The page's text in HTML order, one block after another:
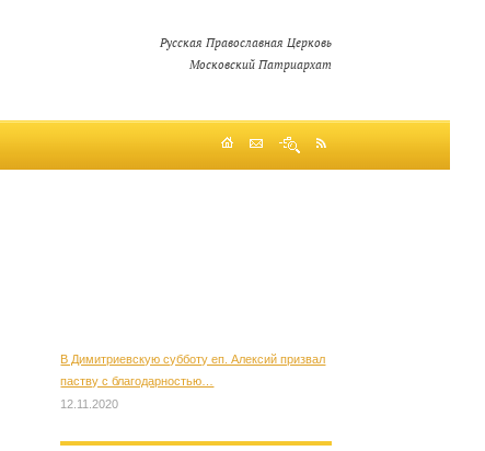
Русская Православная Церковь
Московский Патриархат
В Димитриевскую субботу еп. Алексий призвал
паству с благодарностью…
12.11.2020